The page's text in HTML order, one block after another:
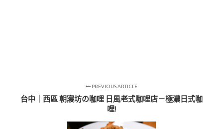
PREVIOUS ARTICLE
台中｜西區 朝寢坊の咖哩 日風老式咖哩店－極濃日式咖
哩!